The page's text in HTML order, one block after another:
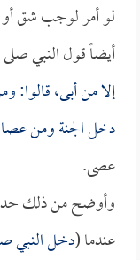
لو أمر لوجب شق
أيضاً قول النبي
إلا من أبى، قالوا:
دخل الجنة ومن
عصى.
وأوضح من ذلك
عندما (دخل النبي